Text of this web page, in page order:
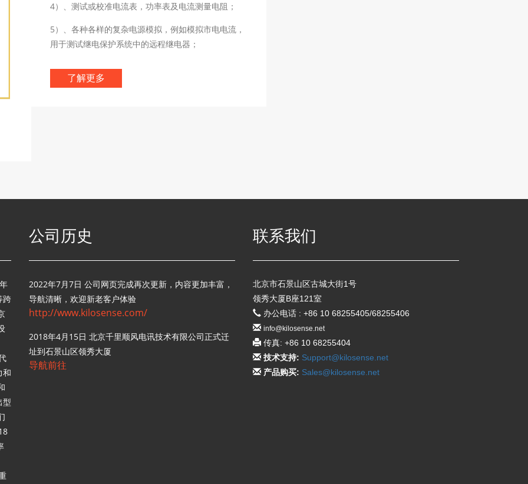
4）、测试或校准电流表，功率表及电流测量电阻；
5）、各种各样的复杂电源模拟，例如模拟市电电流，
用于测试继电保护系统中的远程继电器；
了解更多
跨
和
型
公司历史
2022年7月7日 公司网页完成再次更新，内容更加丰富，
导航清晰，欢迎新老客户体验
http://www.kilosense.com/
2018年4月15日 北京千里顺风电讯技术有限公司正式迁
址到石景山区领秀大厦
导航前往
联系我们
北京市石景山区古城大街1号
领秀大厦B座121室
办公电话 : +86 10 68255405/68255406
info@kilosense.net
传真: +86 10 68255404
技术支持: Support@kilosense.net
产品购买: Sales@kilosense.net